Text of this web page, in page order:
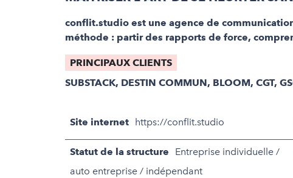
conflit.studio est une agence de
méthode : partir des rapports de force,
PRINCIPAUX CLIENTS
SUBSTACK, DESTIN COMMUN, BLOOM, CGT,
Site internet https://conflit.studio
Statut de la structure
Entreprise individuelle /
auto entreprise / indépendant